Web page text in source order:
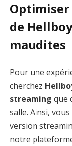
de
maudites
Pour une
cherchez
streaming que
salle. Ainsi, vous
version
notre